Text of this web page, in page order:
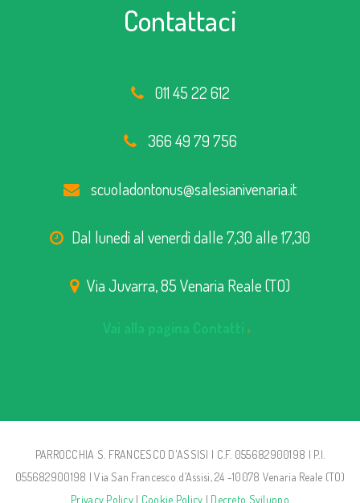
Contattaci
011 45 22 612
366 49 79 756
scuoladontonus@salesianivenaria.it
Dal lunedì al venerdì dalle 7,30 alle 17,30
Via Juvarra, 85 Venaria Reale (TO)
PARROCCHIA S. FRANCESCO D'ASSISI | C.F. 055682900198 | P.I.
055682900198 | Via San Francesco d’Assisi, 24 -10078 Venaria Reale (TO)
Privacy Policy | Cookie Policy | Decreto Sviluppo